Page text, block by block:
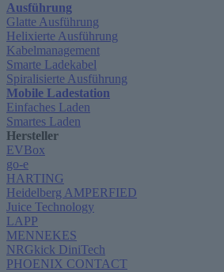
Ausführung
Glatte Ausführung
Helixierte Ausführung
Kabelmanagement
Smarte Ladekabel
Spiralisierte Ausführung
Mobile Ladestation
Einfaches Laden
Smartes Laden
Hersteller
EVBox
go-e
HARTING
Heidelberg AMPERFIED
Juice Technology
LAPP
MENNEKES
NRGkick DiniTech
PHOENIX CONTACT